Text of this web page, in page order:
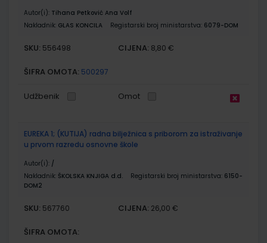
Autor(i): Tihana Petković Ana Volf
Nakladnik: GLAS KONCILA Registarski broj ministarstva: 6079-DOM
SKU: 556498 CIJENA: 8,80 €
ŠIFRA OMOTA: 500297
Udžbenik Omot
EUREKA 1; (KUTIJA) radna bilježnica s priborom za istraživanje
u prvom razredu osnovne škole
Autor(i): /
Nakladnik: ŠKOLSKA KNJIGA d.d. Registarski broj ministarstva: 6150-
DOM2
SKU: 567760 CIJENA: 26,00 €
ŠIFRA OMOTA: